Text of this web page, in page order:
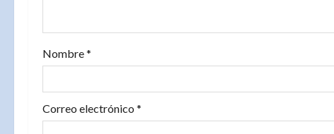
n
r
Nombre*
Correo electrónico *